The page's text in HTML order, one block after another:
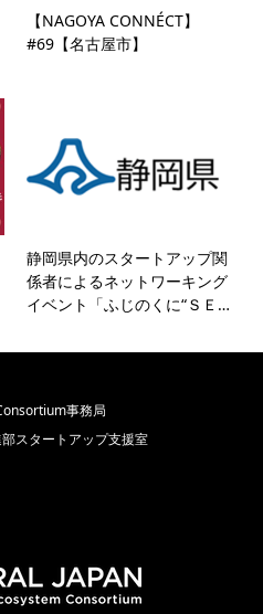
【NAGOYA CONNÉCT】
#69【名古屋市】
静岡県内のスタートアップ関
係者によるネットワーキング
イベント「ふじのくに“ＳＥ…
事務局
スタートアップ支援室